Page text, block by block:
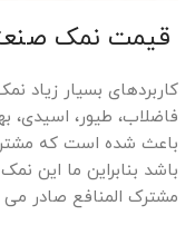
قیمت نمک
کاربردهای بسیار زیاد
فاضلاب، طیور، اسیدی،
باعث شده است که
باشد بنابراین ما این
مشترک المنافع صادر می